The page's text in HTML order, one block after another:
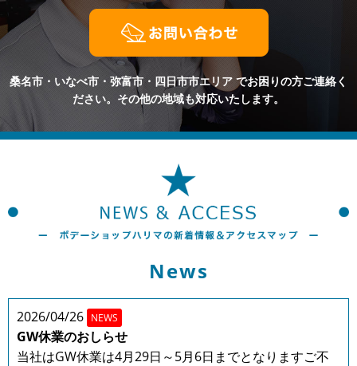
桑名市・いなべ市・弥富市・四日市市エリア でお困りの方ご連絡く
ださい。その他の地域も対応いたします。
News
2026/04/26 NEWS
GW休業のおしらせ
当社はGW休業は4月29日～5月6日までとなりますご不